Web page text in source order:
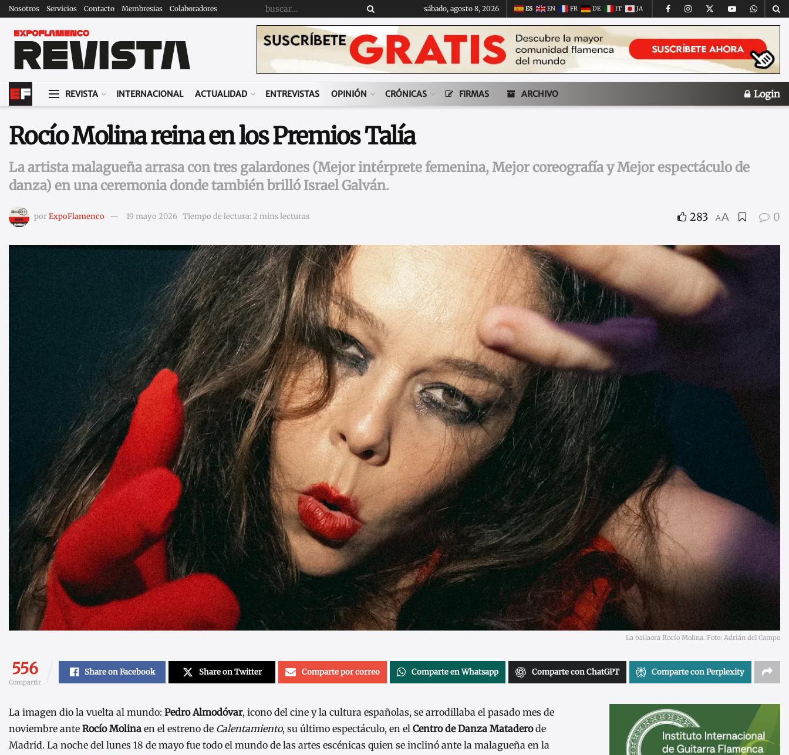
Nosotros Servicios Contacto Membresias Colaboradores sábado, agosto 8, 2026 ES EN FR DE IT JA
REVISTA INTERNACIONAL ACTUALIDAD ENTREVISTAS OPINIÓN CRÓNICAS FIRMAS ARCHIVO Login
Rocío Molina reina en los Premios Talía
La artista malagueña arrasa con tres galardones (Mejor intérprete femenina, Mejor coreografía y Mejor espectáculo de
danza) en una ceremonia donde también brilló Israel Galván.
porExpoFlamenco 19 mayo 2026 Tiempo de lectura: 2 mins lecturas 283 AA 0
La bailaora Rocío Molina. Foto: Adrián del Campo
556
Compartir
Share on Facebook Share on Twitter Comparte por correo Comparte en Whatsapp Comparte con ChatGPT Comparte con Perplexity
La imagen dio la vuelta al mundo: Pedro Almodóvar, icono del cine y la cultura españolas, se arrodillaba el pasado mes de
noviembre ante Rocío Molina en el estreno de Calentamiento, su último espectáculo, en el Centro de Danza Mataderode
Madrid. La noche del lunes 18 de mayo fue todo el mundo de las artes escénicas quien se inclinó ante la malagueña en la